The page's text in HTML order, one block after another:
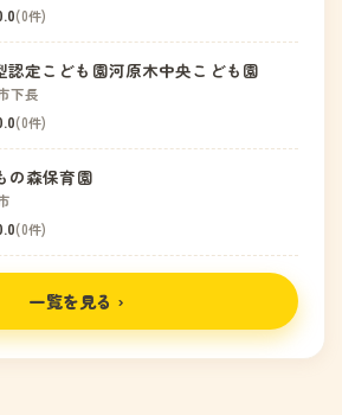
(0件)
認定こども園河原木中央こども園
下長
(0件)
の森保育園
(0件)
一覧を見る ›